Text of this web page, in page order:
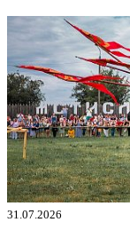
31.07.2026